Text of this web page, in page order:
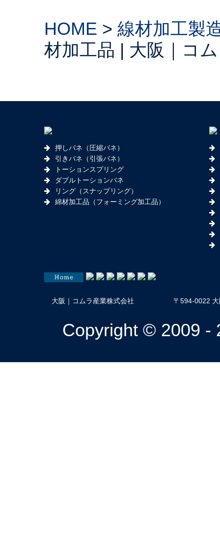
HOME > 線材加工製
材加工品 | 大阪｜コ
押しバネ（圧縮バネ）
引きバネ（引張バネ）
トーションスプリング
ダブルトーションバネ
リング（スナップリング）
綿材加工品（フォーミング加工品）
大阪｜コムラ産業株式会社 〒594-0022
Copyright © 2009 -